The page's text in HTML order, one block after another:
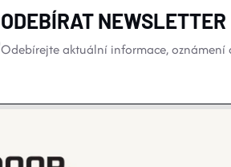
ODEBÍRAT NEWSLETTER
Odebírejte aktuální informace, oznámení